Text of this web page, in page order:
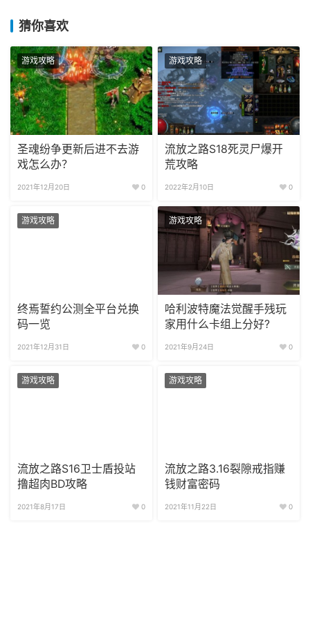
猜你喜欢
游戏攻略
圣魂纷争更新后进不去游
戏怎么办？
2021年12月20日 0
游戏攻略
流放之路S18死灵尸爆开
荒攻略
2022年2月10日 0
游戏攻略
终焉誓约公测全平台兑换
码一览
2021年12月31日 0
游戏攻略
哈利波特魔法觉醒手残玩
家用什么卡组上分好?
2021年9月24日 0
游戏攻略
流放之路S16卫士盾投站
撸超肉BD攻略
2021年8月17日 0
游戏攻略
流放之路3.16裂隙戒指赚
钱财富密码
2021年11月22日 0